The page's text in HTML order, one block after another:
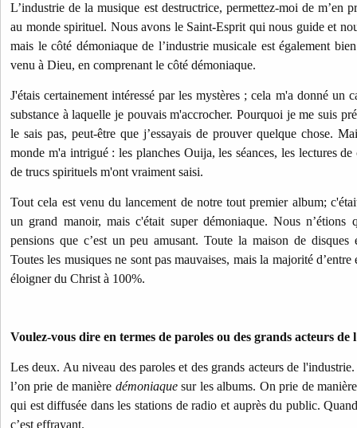
L’industrie de la musique est destructrice, permettez-moi de m’en
au monde spirituel. Nous avons le Saint-Esprit qui nous guide et
mais le côté démoniaque de l’industrie musicale est également
venu à Dieu, en comprenant le côté démoniaque.
J'étais certainement intéressé par les mystères ; cela m'a donné un
substance à laquelle je pouvais m'accrocher. Pourquoi je me suis
le sais pas, peut-être que j’essayais de prouver quelque chose.
monde m'a intrigué : les planches Ouija, les séances, les lectures
de trucs spirituels m'ont vraiment saisi.
Tout cela est venu du lancement de notre tout premier album;
un grand manoir, mais c'était super démoniaque. Nous n’étions
pensions que c’est un peu amusant. Toute la maison de disques
Toutes les musiques ne sont pas mauvaises, mais la majorité
éloigner du Christ à 100%.
Voulez-vous dire en termes de paroles ou des grands acteurs de
Les deux. Au niveau des paroles et des grands acteurs de l'industrie.
l’on prie de manière démoniaquesur les albums. On prie de
qui est diffusée dans les stations de radio et auprès du public.
c’est effrayant.